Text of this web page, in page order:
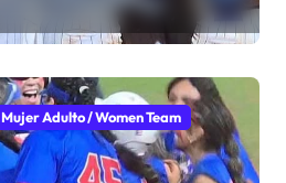
Mujer Adulto / Women Team